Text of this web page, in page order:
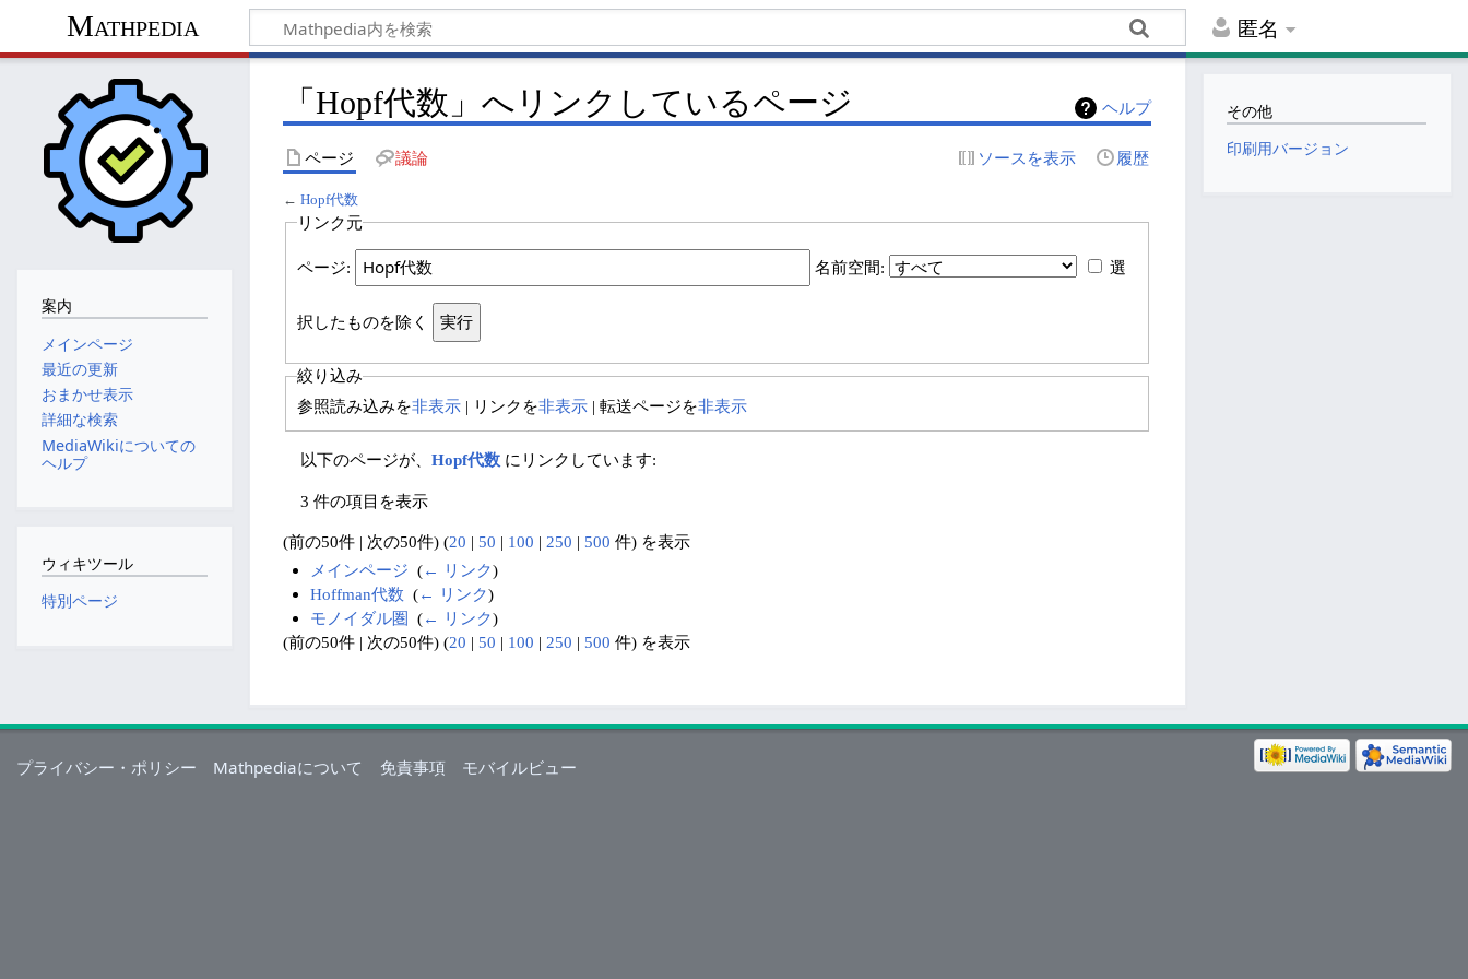
匿名
Mathpedia
ヘルプ
「Hopf代数」へリンクしているページ
ページ 議論 ソースを表示 履歴
←Hopf代数
リンク元
ページ: 名前空間: 選
択したものを除く
絞り込み
参照読み込みを非表示| リンクを非表示| 転送ページを非表示
以下のページが、 Hopf代数にリンクしています:
3 件の項目を表示
(前の50件 | 次の50件) (20 | 50 | 100 | 250 | 500 件) を表示
メインページ (← リンク)
Hoffman代数 (← リンク)
モノイダル圏 (← リンク)
(前の50件 | 次の50件) (20 | 50 | 100 | 250 | 500 件) を表示
案内
メインページ
最近の更新
おまかせ表示
詳細な検索
MediaWikiについての
ヘルプ
ウィキツール
特別ページ
その他
印刷用バージョン
プライバシー・ポリシー Mathpediaについて 免責事項 モバイルビュー